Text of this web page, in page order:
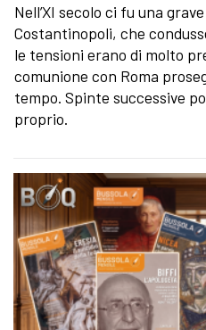
Nell’XI secolo ci fu una
Costantinopoli, che
le tensioni erano di molto
comunione con Roma
tempo. Spinte successive
proprio.